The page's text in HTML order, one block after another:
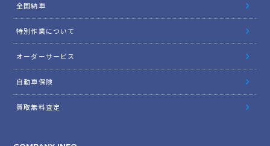
全国納車
特別作業について
オーダーサービス
自動車保険
買取無料査定